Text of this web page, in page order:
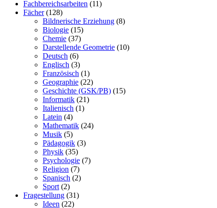
Fachbereichsarbeiten (11)
Fächer(128)
Bildnerische Erziehung (8)
Biologie (15)
Chemie (37)
Darstellende Geometrie (10)
Deutsch (6)
Englisch (3)
Französisch (1)
Geographie (22)
Geschichte (GSK/PB) (15)
Informatik (21)
Italienisch (1)
Latein (4)
Mathematik (24)
Musik (5)
Pädagogik (3)
Physik (35)
Psychologie (7)
Religion (7)
Spanisch (2)
Sport (2)
Fragestellung (31)
Ideen (22)